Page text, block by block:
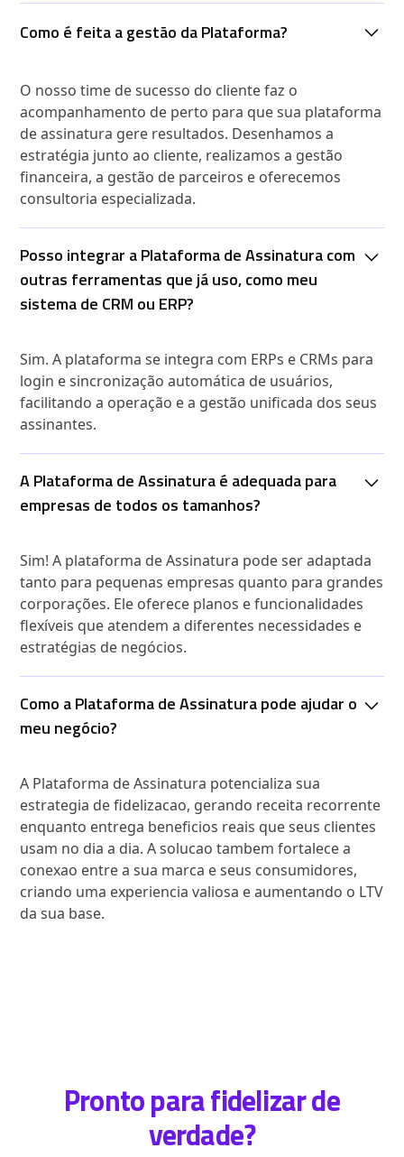
Como é feita a gestão da Plataforma?
O nosso time de sucesso do cliente faz o
acompanhamento de perto para que sua plataforma
de assinatura gere resultados. Desenhamos a
estratégia junto ao cliente, realizamos a gestão
financeira, a gestão de parceiros e oferecemos
consultoria especializada.
Posso integrar a Plataforma de Assinatura com
outras ferramentas que já uso, como meu
sistema de CRM ou ERP?
Sim. A plataforma se integra com ERPs e CRMs para
login e sincronização automática de usuários,
facilitando a operação e a gestão unificada dos seus
assinantes.
A Plataforma de Assinatura é adequada para
empresas de todos os tamanhos?
Sim! A plataforma de Assinatura pode ser adaptada
tanto para pequenas empresas quanto para grandes
corporações. Ele oferece planos e funcionalidades
flexíveis que atendem a diferentes necessidades e
estratégias de negócios.
Como a Plataforma de Assinatura pode ajudar o
meu negócio?
A Plataforma de Assinatura potencializa sua
estrategia de fidelizacao, gerando receita recorrente
enquanto entrega beneficios reais que seus clientes
usam no dia a dia. A solucao tambem fortalece a
conexao entre a sua marca e seus consumidores,
criando uma experiencia valiosa e aumentando o LTV
da sua base.
Pronto para fidelizar de
verdade?